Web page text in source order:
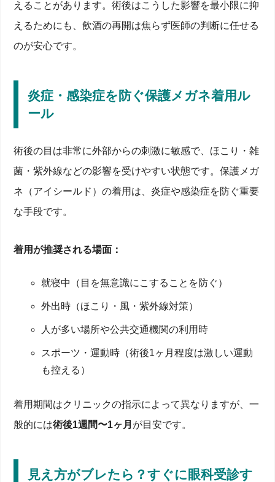
えることがあります。術後はこうした影響を最小限に抑
えるためにも、飲酒の再開は焦らず医師の判断に任せる
のが安心です。
炎症・感染症を防ぐ保護メガネ着用ル
ール
術後の目は非常に外部からの刺激に敏感で、ほこり・雑
菌・紫外線などの影響を受けやすい状態です。保護メガ
ネ（アイシールド）の着用は、炎症や感染症を防ぐ重要
な手段です。
着用が推奨される場面：
就寝中（目を無意識にこすることを防ぐ）
外出時（ほこり・風・紫外線対策）
人が多い場所や公共交通機関の利用時
スポーツ・運動時（術後1ヶ月程度は激しい運動
も控える）
着用期間はクリニックの指示によって異なりますが、一
般的には術後1週間〜1ヶ月 が目安です。
見え方がブレたら？すぐに眼科受診す